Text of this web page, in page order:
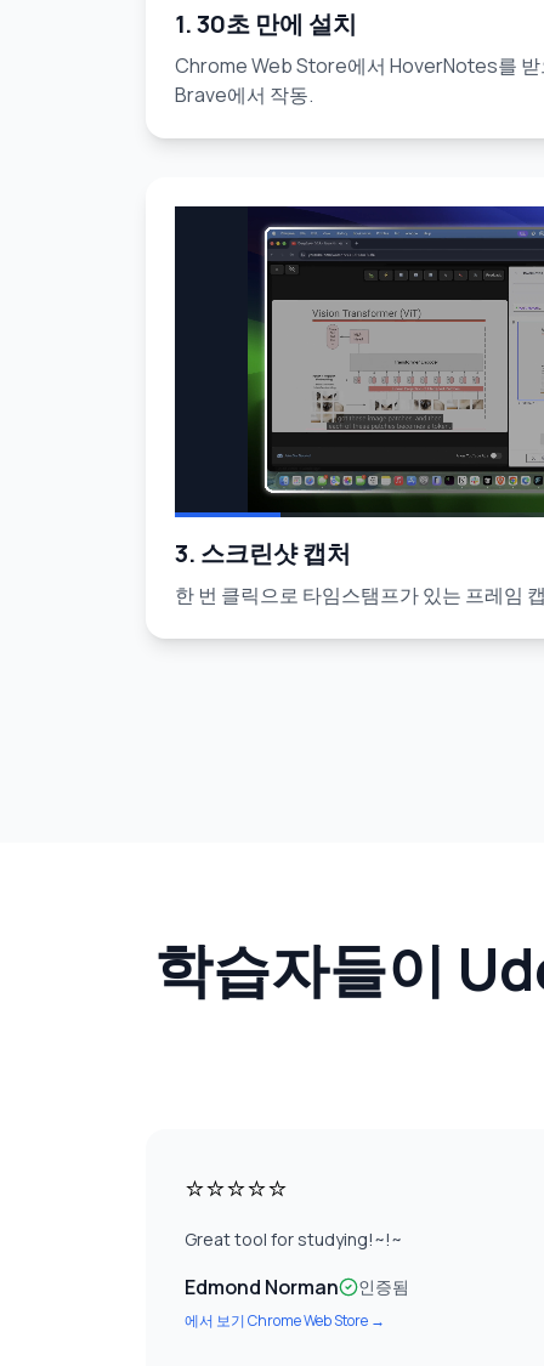
1. 30초 만에 설치
Chrome Web Store에서 HoverNotes를
Brave에서 작동.
3. 스크린샷 캡처
한 번 클릭으로 타임스탬프가 있는 프레임
학습자들이
⭐⭐⭐⭐⭐
Great tool for studying!~!~
Edmond Norman 인증됨
에서 보기Chrome Web Store →